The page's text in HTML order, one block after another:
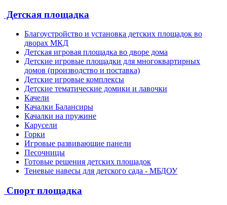
Детская площадка
Благоустройство и установка детских площадок во
дворах МКД
Детская игровая площадка во дворе дома
Детские игровые площадки для многоквартирных
домов (производство и поставка)
Детские игровые комплексы
Детские тематические домики и лавочки
Качели
Качалки Балансиры
Качалки на пружине
Карусели
Горки
Игровые развивающие панели
Песочницы
Готовые решения детских площадок
Теневые навесы для детского сада - МБДОУ
Спорт площадка